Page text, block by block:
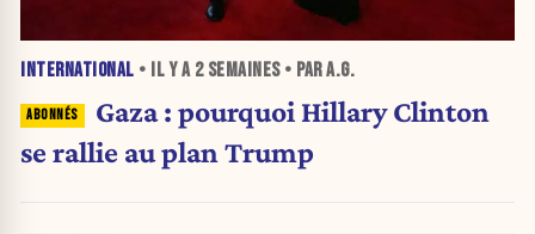
INTERNATIONAL • IL Y A 2 SEMAINES• PAR A.G.
Gaza : pourquoi Hillary Clinton
se rallie au plan Trump